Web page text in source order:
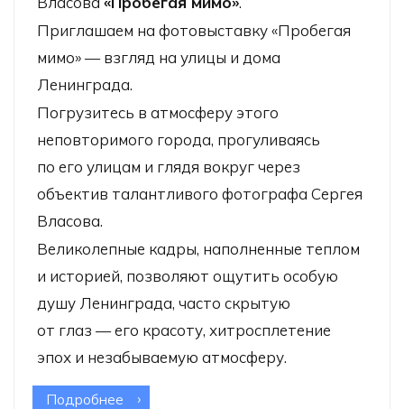
Приглашаем на фотовыставку «Пробегая
мимо» — взгляд на улицы и дома
Ленинграда.
Погрузитесь в атмосферу этого
неповторимого города, прогуливаясь
по его улицам и глядя вокруг через
объектив талантливого фотографа Сергея
Власова.
Великолепные кадры, наполненные теплом
и историей, позволяют ощутить особую
душу Ленинграда, часто скрытую
от глаз — его красоту, хитросплетение
эпох и незабываемую атмосферу.
Подробнее о Фотовыставка Сергея Власова